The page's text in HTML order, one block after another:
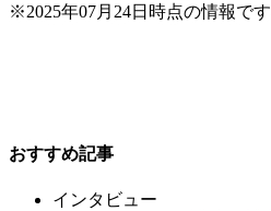
※2025年07月24日時点の情報です
おすすめ記事
インタビュー